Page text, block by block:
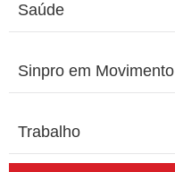
Saúde
Sinpro em Movimento
Trabalho